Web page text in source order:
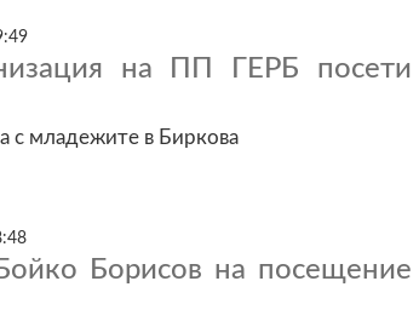
на ПП ГЕРБ посети
с младежите в Биркова
Борисов на посещение